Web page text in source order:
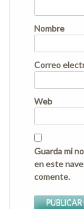
Nombre
Correo
Web
Guarda mi
en este
comente.